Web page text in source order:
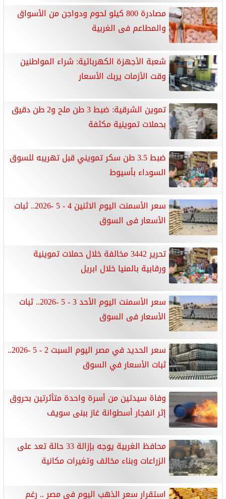
مصادرة 800 كيلو لحوم ودواجن من الأسواق
والمطاعم فى الغربية
شعبة الأجهزة الكهربائية: شراء المواطنين
وقت الأزمات يربك الأسعار
تموين الشرقية: ضبط 3 طن ملح و2 طن دقيق
بحملات تموينية مكثفة
ضبط 3.5 طن سكر تمويني قبل تهريبه للسوق
السوداء بأسيوط
سعر الأسمنت اليوم الاثنين 4 - 5 -2026.. ثبات
الأسعار فى السوق
تحرير 3442 مخالفة خلال حملات تموينية
ورقابية بالمنيا خلال ابريل
سعر الأسمنت اليوم الأحد 3 - 5 -2026.. ثبات
الأسعار فى السوق
سعر الحديد في مصر اليوم السبت 2 - 5 -2026..
ثبات الأسعار في السوق
وفاة سيدتين من أسرة واحدة متأثرتين بحروق
إثر انفجار أسطوانة غاز ببنى سويف
محافظ الغربية يوجه بإزالة 33 حالة تعد على
الزراعات وبناء مخالف وتغيرات مكانية
استقرار سعر الذهب اليوم في مصر .. رغم